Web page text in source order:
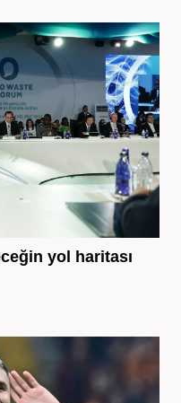
yol haritası